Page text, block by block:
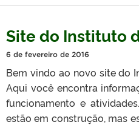
Site do Instituto
6 de fevereiro de 2016
Bem vindo ao novo site do
Aqui você encontra
funcionamento e
estão em construção, mas